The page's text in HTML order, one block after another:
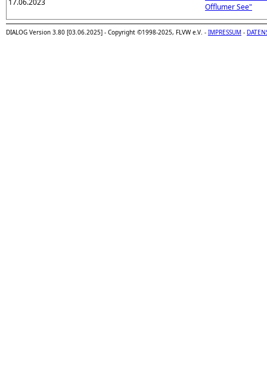
17.06.2023
Offlumer See"
DIALOG Version 3.80 [03.06.2025] - Copyright ©1998-2025, FLVW e.V. - IMPRESSUM -